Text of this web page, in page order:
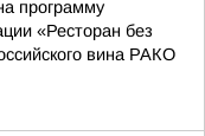
программу
«Ресторан без
вина РАКО